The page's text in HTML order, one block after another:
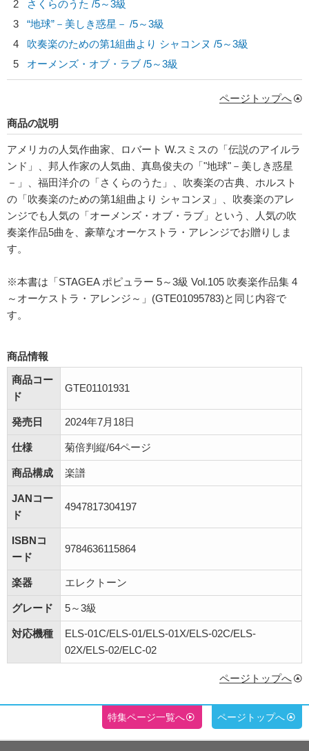
2
さくらのうた /5～3級
3
“地球”－美しき惑星－ /5～3級
4
吹奏楽のための第1組曲より シャコンヌ /5～3級
5
オーメンズ・オブ・ラブ /5～3級
ページトップへ
商品の説明
アメリカの人気作曲家、ロバート W.スミスの「伝説のアイルラ
ンド」、邦人作家の人気曲、真島俊夫の「"地球"－美しき惑星
－」、福田洋介の「さくらのうた」、吹奏楽の古典、ホルスト
の「吹奏楽のための第1組曲より シャコンヌ」、吹奏楽のアレ
ンジでも人気の「オーメンズ・オブ・ラブ」という、人気の吹
奏楽作品5曲を、豪華なオーケストラ・アレンジでお贈りしま
す。
※本書は「STAGEA ポピュラー 5～3級 Vol.105 吹奏楽作品集 4
～オーケストラ・アレンジ～」(GTE01095783)と同じ内容で
す。
商品情報
商品コー
ド
GTE01101931
発売日 2024年7月18日
仕様 菊倍判縦/64ページ
商品構成 楽譜
JANコー
ド
4947817304197
ISBNコ
ード
9784636115864
楽器 エレクトーン
グレード 5～3級
対応機種
ELS-01C/ELS-01/ELS-01X/ELS-02C/ELS-
02X/ELS-02/ELC-02
ページトップへ
特集ページ一覧へ ページトップへ